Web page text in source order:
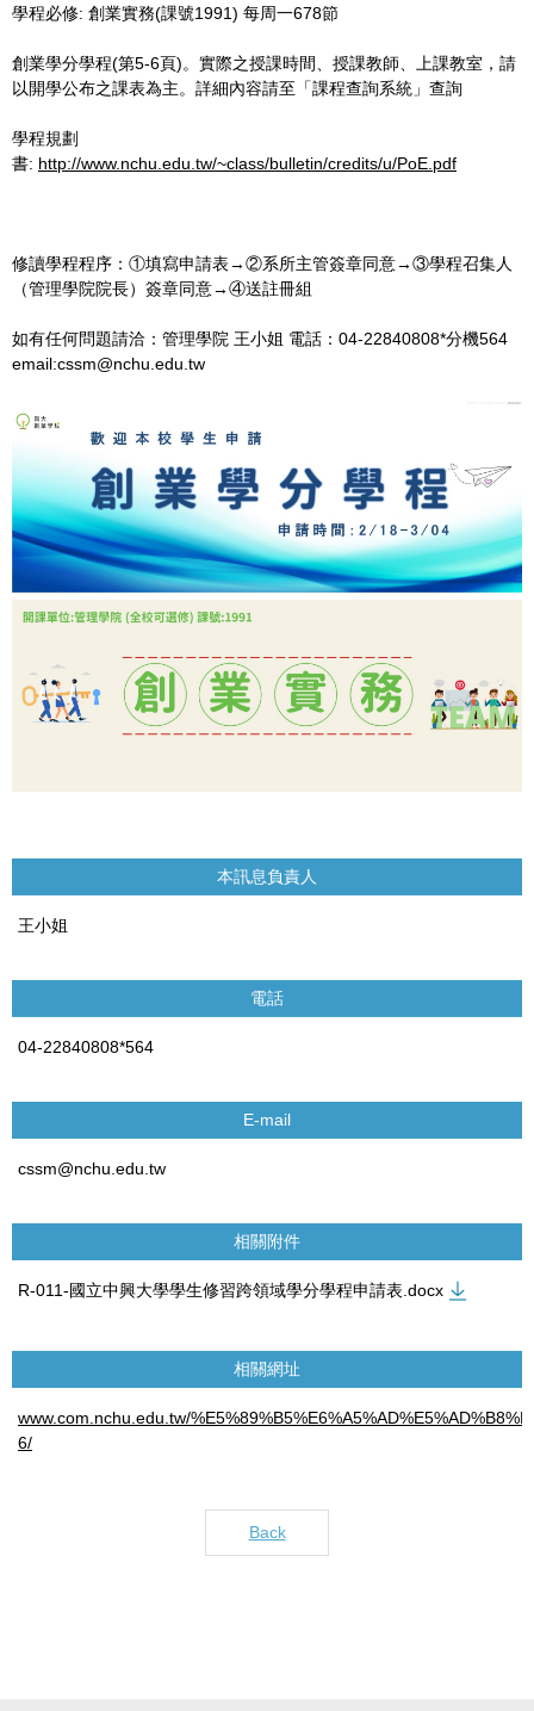
學程必修: 創業實務(課號1991) 每周一678節
創業學分學程(第5-6頁)。實際之授課時間、授課教師、上課教室，請
以開學公布之課表為主。詳細內容請至「課程查詢系統」查詢
學程規劃
書: http://www.nchu.edu.tw/~class/bulletin/credits/u/PoE.pdf
修讀學程程序：①填寫申請表→②系所主管簽章同意→③學程召集人
（管理學院院長）簽章同意→④送註冊組
如有任何問題請洽：管理學院 王小姐 電話：04-22840808*分機564
email:cssm@nchu.edu.tw
本訊息負責人
王小姐
電話
04-22840808*564
E-mail
cssm@nchu.edu.tw
相關附件
R-011-國立中興大學學生修習跨領域學分學程申請表.docx
相關網址
www.com.nchu.edu.tw/
6/
Back